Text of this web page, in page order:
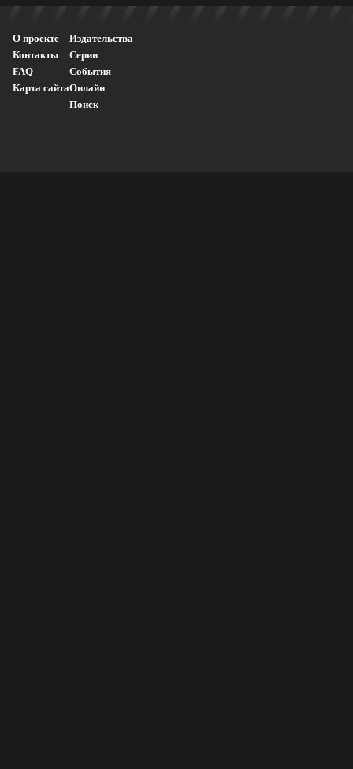
О проекте
Контакты
FAQ
Карта сайта
Издательства
Серии
События
Онлайн
Поиск